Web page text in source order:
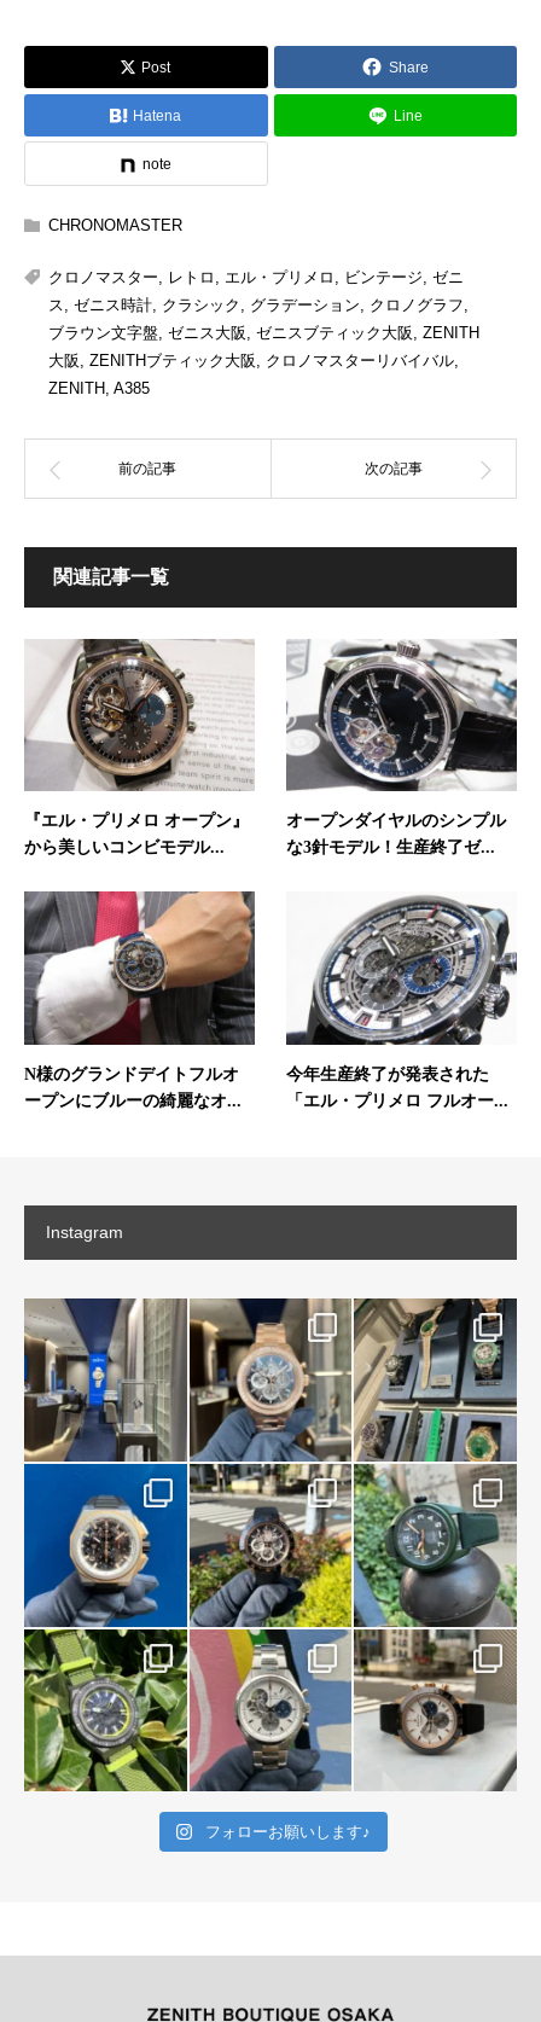
Post Share
Hatena Line
note
CHRONOMASTER
クロノマスター, レトロ , エル・プリメロ , ビンテージ, ゼニ
ス, ゼニス時計, クラシック , グラデーション, クロノグラフ,
ブラウン文字盤, ゼニス大阪, ゼニスブティック大阪, ZENITH
大阪, ZENITHブティック大阪, クロノマスターリバイバル,
ZENITH, A385
関連記事一覧
『エル・プリメロ オープン』
から美しいコンビモデル...
オープンダイヤルのシンプル
な3針モデル！生産終了ゼ...
N様のグランドデイトフルオ
ープンにブルーの綺麗なオ...
今年生産終了が発表された
「エル・プリメロ フルオー...
Instagram
フォローお願いします♪